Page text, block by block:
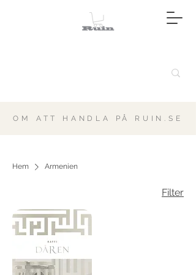
OM ATT HANDLA PÅ RUIN.SE
Hem Armenien
Filter